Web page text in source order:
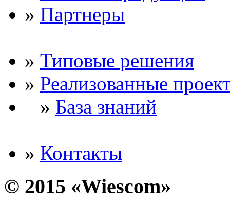
» Партнеры
» Типовые решения
» Реализованные
» База знаний
» Контакты
© 2015 «Wiescom»